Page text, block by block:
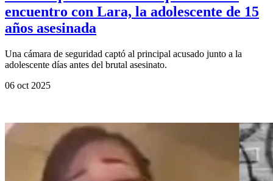
encuentro con Lara, la adolescente de 15
años asesinada
Una cámara de seguridad captó al principal acusado junto a la
adolescente días antes del brutal asesinato.
06 oct 2025